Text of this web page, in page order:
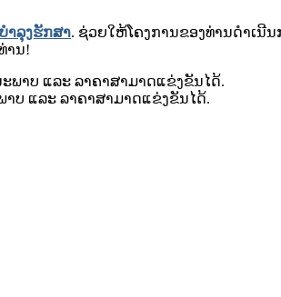
າລຸງຮັກສາ. ຊ່ວຍໃຫ້ໂຄງການຂອງທ່ານດໍາເນີ
ານ!
າບ ແລະ ລາຄາສາມາດແຂ່ງຂັນໄດ້.